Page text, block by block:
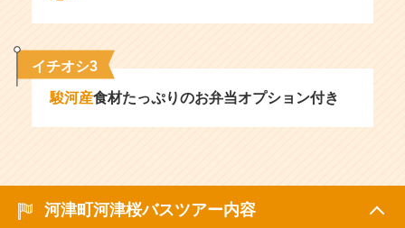
イチオシ3
駿河産食材たっぷりのお弁当オプション付き
河津町河津桜バスツアー内容